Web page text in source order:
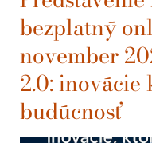
bezplatný
november
2.0: inovácie
budúcnosť